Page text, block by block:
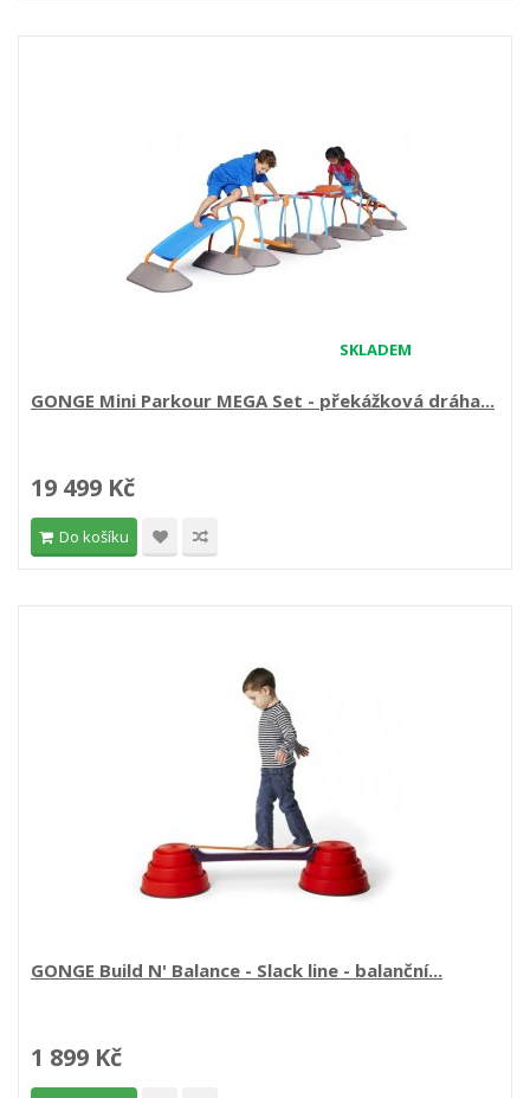
SKLADEM
GONGE Mini Parkour MEGA Set - překážková dráha...
19 499 Kč
Do košíku
GONGE Build N' Balance - Slack line - balanční...
1 899 Kč